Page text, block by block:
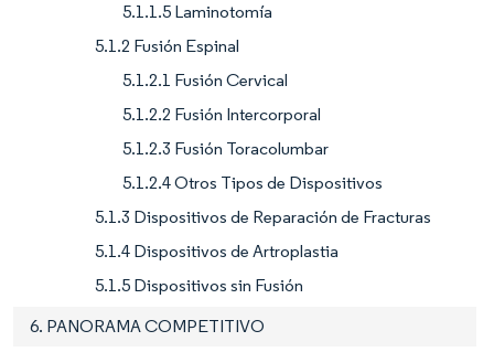
5.1.1.5 Laminotomía
5.1.2 Fusión Espinal
5.1.2.1 Fusión Cervical
5.1.2.2 Fusión Intercorporal
5.1.2.3 Fusión Toracolumbar
5.1.2.4 Otros Tipos de Dispositivos
5.1.3 Dispositivos de Reparación de Fracturas
5.1.4 Dispositivos de Artroplastia
5.1.5 Dispositivos sin Fusión
6. PANORAMA COMPETITIVO